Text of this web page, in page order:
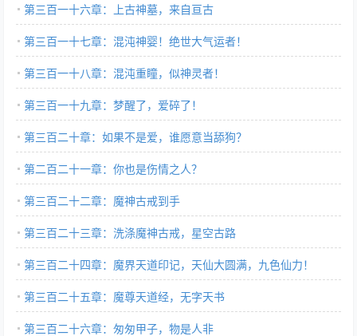
第三百一十六章：上古神墓，来自亘古
第三百一十七章：混沌神婴！绝世大气运者！
第三百一十八章：混沌重瞳，似神灵者！
第三百一十九章：梦醒了，爱碎了！
第三百二十章：如果不是爱，谁愿意当舔狗？
第二百二十一章：你也是伤情之人？
第三百二十二章：魔神古戒到手
第三百二十三章：洗涤魔神古戒，星空古路
第三百二十四章：魔界天道印记，天仙大圆满，九色仙力！
第三百二十五章：魔尊天道经，无字天书
第三百二十六章：匆匆甲子，物是人非